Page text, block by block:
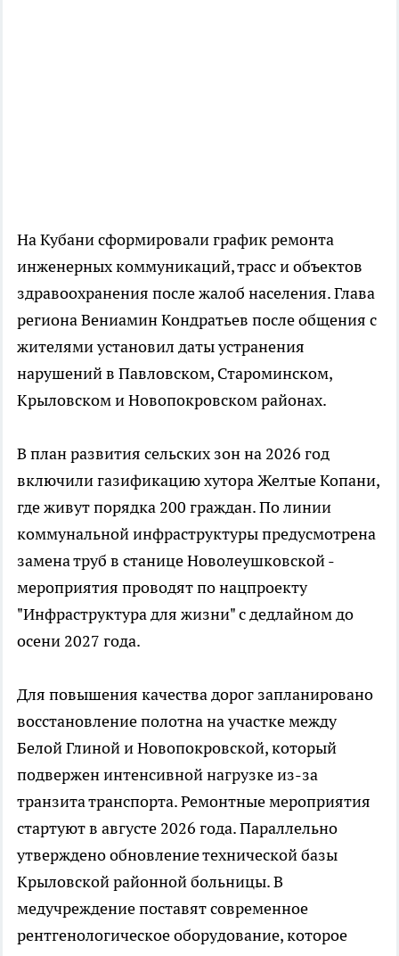
На Кубани сформировали график ремонта
инженерных коммуникаций, трасс и объектов
здравоохранения после жалоб населения. Глава
региона Вениамин Кондратьев после общения с
жителями установил даты устранения
нарушений в Павловском, Староминском,
Крыловском и Новопокровском районах.
В план развития сельских зон на 2026 год
включили газификацию хутора Желтые Копани,
где живут порядка 200 граждан. По линии
коммунальной инфраструктуры предусмотрена
замена труб в станице Новолеушковской -
мероприятия проводят по нацпроекту
"Инфраструктура для жизни" с дедлайном до
осени 2027 года.
Для повышения качества дорог запланировано
восстановление полотна на участке между
Белой Глиной и Новопокровской, который
подвержен интенсивной нагрузке из-за
транзита транспорта. Ремонтные мероприятия
стартуют в августе 2026 года. Параллельно
утверждено обновление технической базы
Крыловской районной больницы. В
медучреждение поставят современное
рентгенологическое оборудование, которое